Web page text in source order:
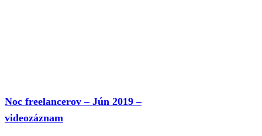
Noc freelancerov – Jún 2019 –
videozáznam